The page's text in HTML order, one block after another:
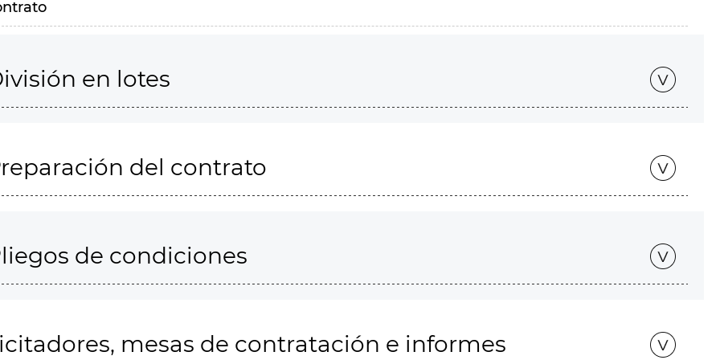
en lotes
del contrato
de condiciones
mesas de contratación e informes